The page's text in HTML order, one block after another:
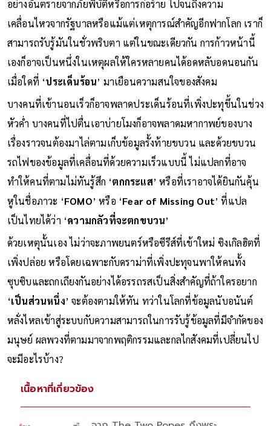
อย่างอันตรายจากภัยพิบัติหรือการก่อร้าย ไปจนถึงความ
เคลื่อนไหวจากรัฐบาลหรือแม้แต่เหตุการณ์สำคัญอีกฟากโลก เราก็
สามารถรับรู้มันในชั่วพริบตา แต่ในขณะเดียวกัน การก้าวหน้านี้
เองก็อาจเป็นหนึ่งในเหตุผลให้ใครหลายคนได้อดหลับอดนอนกัน
เมื่อใดที่ ‘ประเด็นร้อน’ มาเยือนความสนใจของสังคม
บางคนที่เข้านอนเร็วก็อาจพลาดประเด็นร้อนที่เพิ่งปะทุขึ้นในช่วง
หัวค่ำ บางคนที่ไปตื่นเอาบ่ายโมงก็อาจพลาดมหากาพย์ของบาง
เรื่องราวจนต้องมาไล่ตามเก็บข้อมูลรั้งท้ายขบวน และด้วยขบวน
รถไฟของข้อมูลที่เคลื่อนที่ด้วยความเร็วแบบนี้ ไม่แปลกที่อาจ
ทำให้คนที่ตามไม่ทันรู้สึก ‘ตกกระแส’ หรือที่เราอาจได้ยินกันคุ้น
หูในชื่อภาวะ ‘FOMO’ หรือ ‘Fear of Missing Out’ ที่แปล
เป็นไทยได้ว่า ‘ความกลัวที่จะตกขบวน’
ด้วยเหตุนั้นเอง ไม่ว่าจะภาพยนตร์หรือซีรีส์ที่เข้าใหม่ ซิงเกิลฮิตที่
เพิ่งปล่อย หรือโดยเฉพาะกับดราม่าที่เพิ่งปะทุจนพาให้คนทั้ง
ซุบซิบและถกเถียงกันอย่างได้อรรถรสเป็นสิ่งสำคัญที่ถ้าใครอยาก
‘เป็นส่วนหนึ่ง’ จะต้องตามให้ทัน ทว่าในโลกที่ข้อมูลนับอนันต์
หลั่งไหลเข้าสู่ระบบกับความสามารถในการรับรู้ข้อมูลที่มีจำกัดของ
มนุษย์ ผลพวงที่ตามมาจากพฤติกรรมและกลไกสังคมที่เปลี่ยนไป
จะมีอะไรบ้าง?
เนื้อหาที่เกี่ยวข้อง